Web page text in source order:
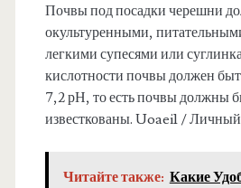
Почвы под посадки черешни
окультуренными,
легкими супесями или
кислотности почвы должен
7,2 рН, то есть почвы должны
известкованы. Uoaei1 /
Читайте также: Какие